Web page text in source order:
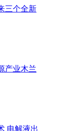
三个全新
产业木兰
电解液出